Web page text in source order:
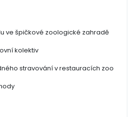
špičkové zoologické zahradě
kolektiv
stravování v restauracích zoo